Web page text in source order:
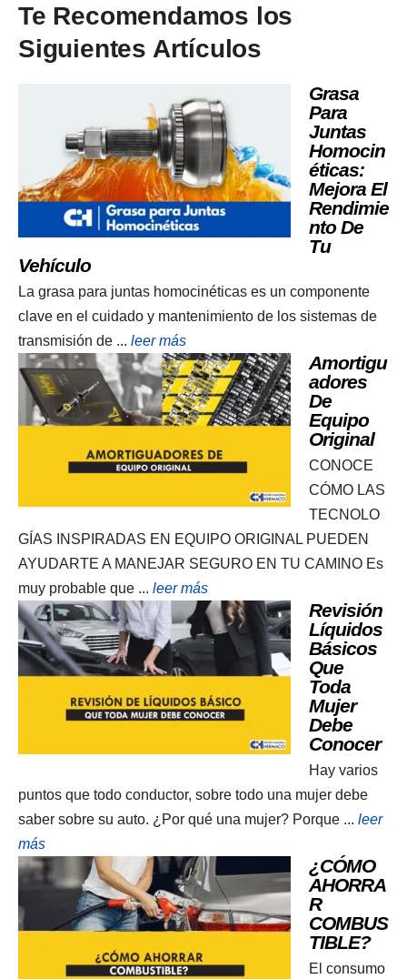
Te Recomendamos los
Siguientes Artículos
Grasa
Para
Juntas
Homocin
Éticas:
Mejora El
Rendimie
Nto De
Tu
Vehículo
La grasa para juntas homocinéticas es un componente
clave en el cuidado y mantenimiento de los sistemas de
transmisión de ... leer más
Amortigu
Adores
De
Equipo
Original
CONOCE
CÓMO LAS
TECNOLO
GÍAS INSPIRADAS EN EQUIPO ORIGINAL PUEDEN
AYUDARTE A MANEJAR SEGURO EN TU CAMINO Es
muy probable que ... leer más
Revisión
Líquidos
Básicos
Que
Toda
Mujer
Debe
Conocer
Hay varios
puntos que todo conductor, sobre todo una mujer debe
saber sobre su auto. ¿Por qué una mujer? Porque ... leer
más
¿CÓMO
AHORRA
R
COMBUS
TIBLE?
El consumo